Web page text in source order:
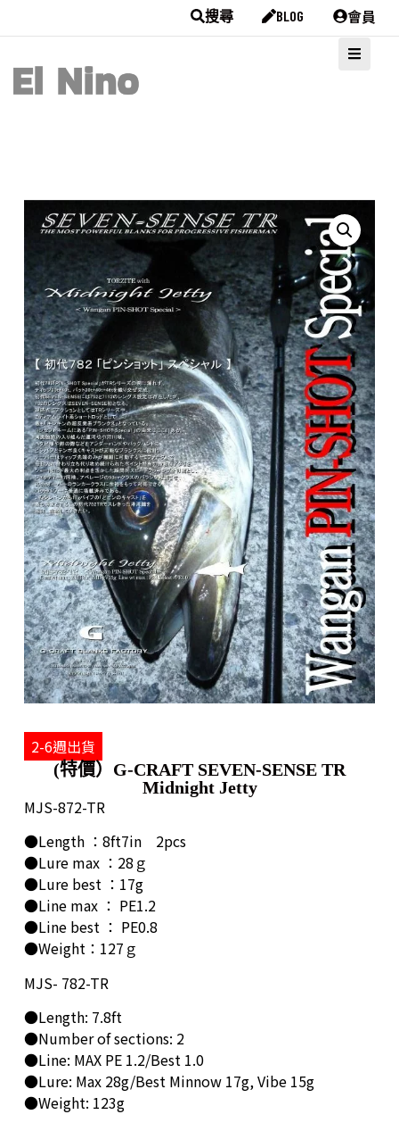
搜尋 BLOG 會員
2-6週出貨
(特價）G-CRAFT SEVEN-SENSE TR
Midnight Jetty
MJS-872-TR
●Length ：8ft7in 2pcs
●Lure max ：28ｇ
●Lure best ：17g
●Line max ： PE1.2
●Line best ： PE0.8
●Weight：127ｇ
MJS- 782-TR
●Length: 7.8ft
●Number of sections: 2
●Line: MAX PE 1.2/Best 1.0
●Lure: Max 28g/Best Minnow 17g, Vibe 15g
●Weight: 123g